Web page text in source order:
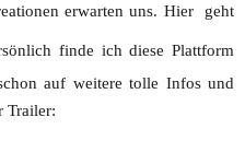
erwarten uns. Hier geht
finde ich diese Plattform
auf weitere tolle Infos und
Trailer: